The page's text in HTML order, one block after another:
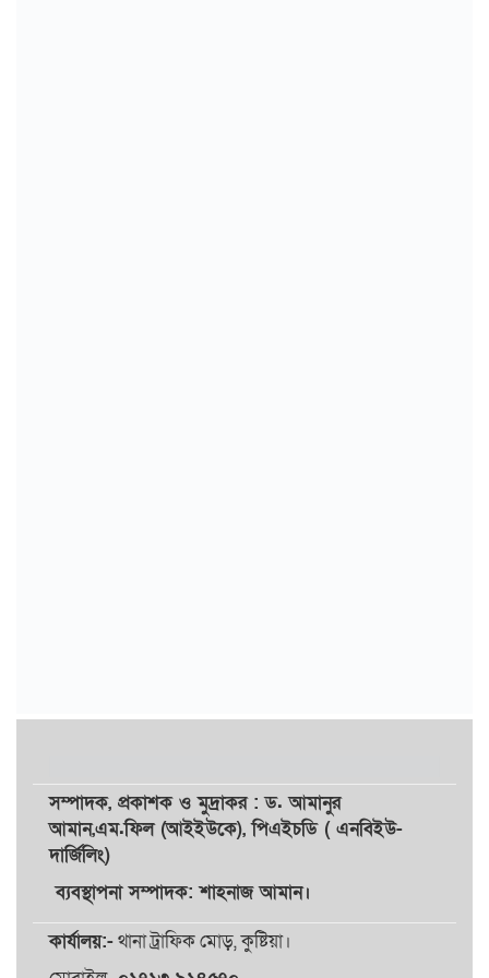
সম্পাদক, প্রকাশকওমুদ্রাকর: ড. আমানুর
আমান,এম.ফিল (আইইউকে), পিএইচডি ( এনবিইউ-
দার্জিলিং)
ব্যবস্থাপনা সম্পাদক: শাহনাজ আমান।
কার্যালয়:-থানা ট্রাফিক মোড়, কুষ্টিয়া।